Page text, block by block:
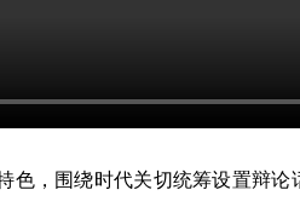
色，围绕时代关切统筹设置辩